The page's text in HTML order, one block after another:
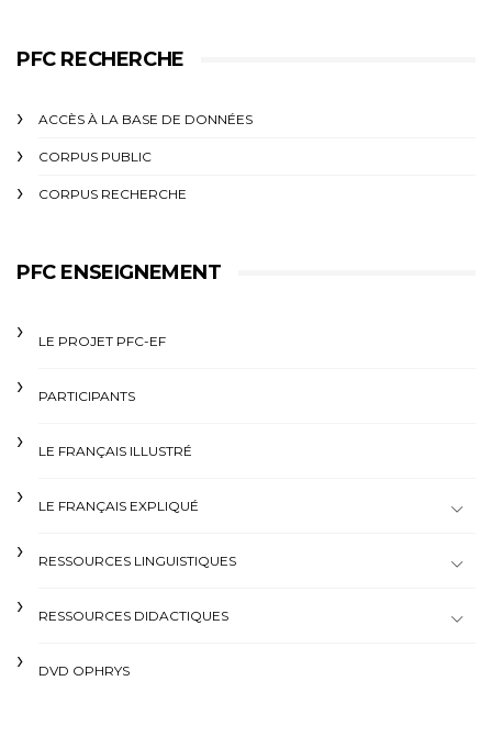
PFC RECHERCHE
ACCÈS À LA BASE DE DONNÉES
CORPUS PUBLIC
CORPUS RECHERCHE
PFC ENSEIGNEMENT
LE PROJET PFC-EF
PARTICIPANTS
LE FRANÇAIS ILLUSTRÉ
LE FRANÇAIS EXPLIQUÉ
RESSOURCES LINGUISTIQUES
RESSOURCES DIDACTIQUES
DVD OPHRYS